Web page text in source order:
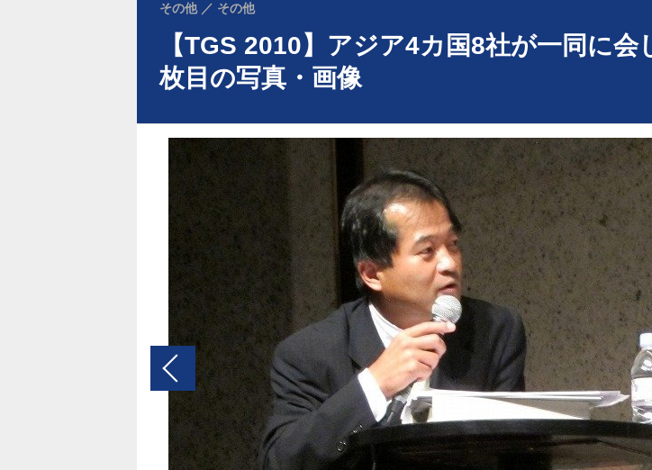
【TGS 2010】アジア4カ国8社が一同に
枚目の写真・画像
その他 その他